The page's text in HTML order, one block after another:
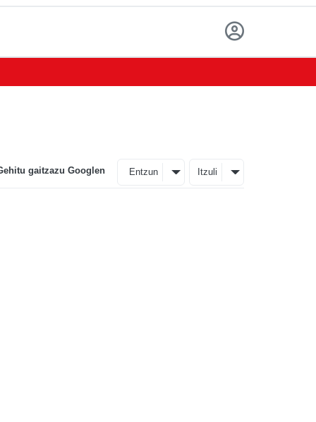
gaitzazu Googlen Entzun Itzuli